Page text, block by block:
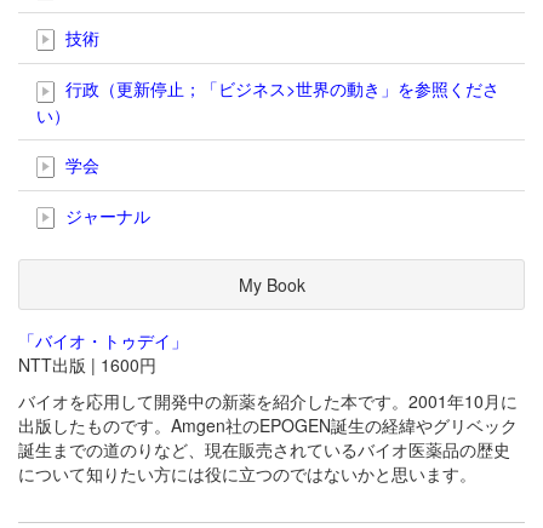
技術
行政（更新停止；「ビジネス>世界の動き」を参照くださ
い）
学会
ジャーナル
My Book
「バイオ・トゥデイ」
NTT出版 | 1600円
バイオを応用して開発中の新薬を紹介した本です。2001年10月に
出版したものです。Amgen社のEPOGEN誕生の経緯やグリベック
誕生までの道のりなど、現在販売されているバイオ医薬品の歴史
について知りたい方には役に立つのではないかと思います。